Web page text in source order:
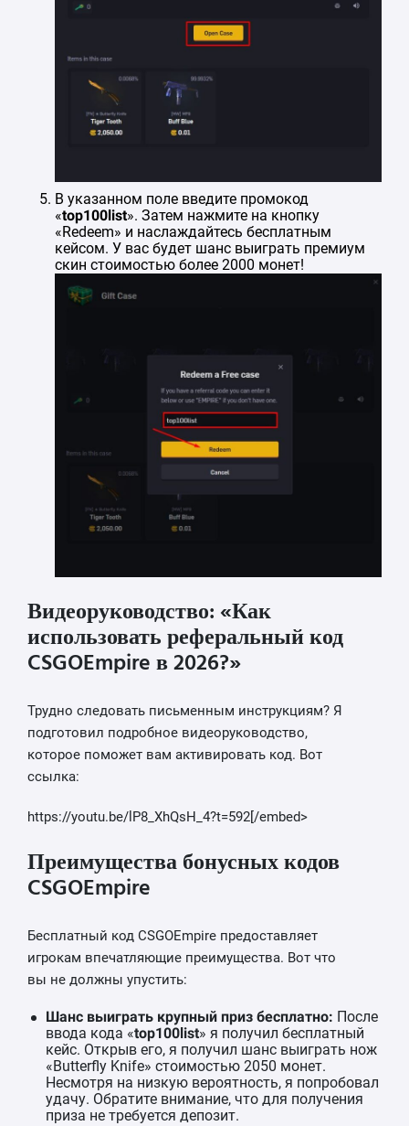
В указанном поле введите промокод
«top100list». Затем нажмите на кнопку
«Redeem» и наслаждайтесь бесплатным
кейсом. У вас будет шанс выиграть премиум
скин стоимостью более 2000 монет!
Видеоруководство: «Как
использовать реферальный код
CSGOEmpire в 2026?»
Трудно следовать письменным инструкциям? Я
подготовил подробное видеоруководство,
которое поможет вам активировать код. Вот
ссылка:
https://youtu.be/lP8_XhQsH_4?t=592[/embed>
Преимущества бонусных кодов
CSGOEmpire
Бесплатный код CSGOEmpire предоставляет
игрокам впечатляющие преимущества. Вот что
вы не должны упустить:
Шанс выиграть крупный приз бесплатно: После
ввода кода «top100list» я получил бесплатный
кейс. Открыв его, я получил шанс выиграть нож
«Butterfly Knife» стоимостью 2050 монет.
Несмотря на низкую вероятность, я попробовал
удачу. Обратите внимание, что для получения
приза не требуется депозит.